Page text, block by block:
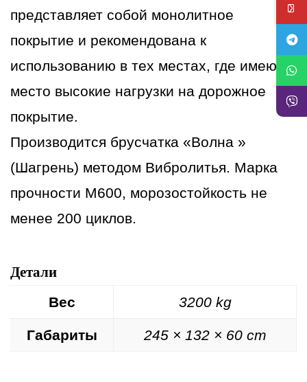
представляет собой монолитное
покрытие и рекомендована к
использованию в тех местах, где имеют
место высокие нагрузки на дорожное
покрытие.
Производится брусчатка «Волна »
(Шагрень) методом Вибролитья. Марка
прочности М600, морозостойкость не
менее 200 циклов.
Детали
Вес 3200 kg
Габариты 245 × 132 × 60 cm